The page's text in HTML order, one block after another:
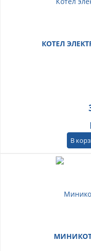
КОТЕЛ
В